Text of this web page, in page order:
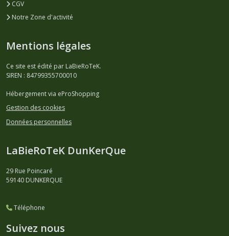
CGV
Notre Zone d'activité
Mentions légales
Ce site est édité par LaBieRoTeK.
SIREN : 84799355700010
Hébergement via eProShopping
Gestion des cookies
Données personnelles
LaBieRoTeK DunKerQue
29 Rue Poincaré
59140 DUNKERQUE
Téléphone
Suivez nous